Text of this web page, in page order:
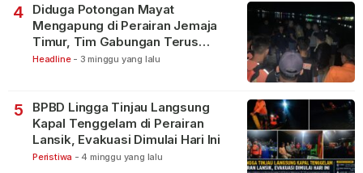
4
Diduga Potongan Mayat
Mengapung di Perairan Jemaja
Timur, Tim Gabungan Terus
Lakukan Pencarian
Headline - 3 minggu yang lalu
5
BPBD Lingga Tinjau Langsung
Kapal Tenggelam di Perairan
Lansik, Evakuasi Dimulai Hari Ini
Peristiwa - 4 minggu yang lalu